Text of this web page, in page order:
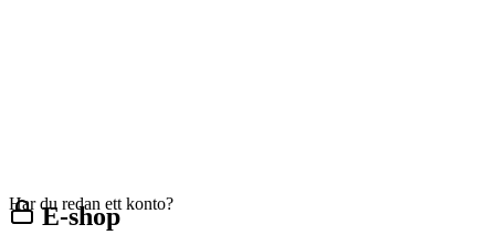
E-shop
Har du redan ett konto?